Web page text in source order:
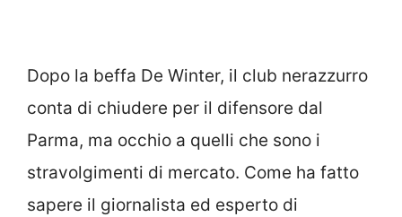
Dopo la beffa De Winter, il club nerazzurro
conta di chiudere per il difensore dal
Parma, ma occhio a quelli che sono i
stravolgimenti di mercato. Come ha fatto
sapere il giornalista ed esperto di